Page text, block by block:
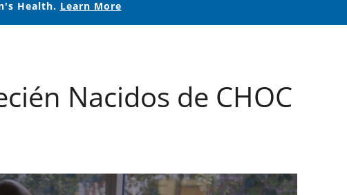
Health. Learn More
Nacidos de CHOC